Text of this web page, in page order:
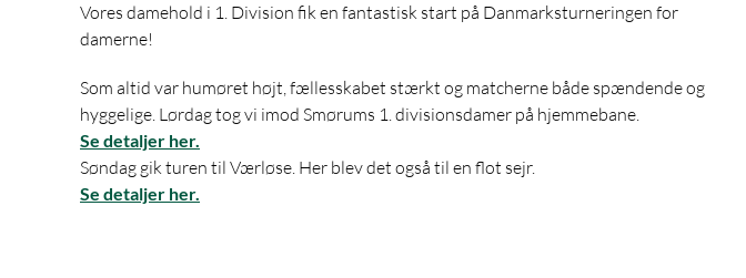
Vores damehold i 1. Division fik en fantastisk start på Danmarksturneringen for
damerne!
Som altid var humøret højt, fællesskabet stærkt og matcherne både spændende og
hyggelige. Lørdag tog vi imod Smørums 1. divisionsdamer på hjemmebane.
Se detaljer her.
Søndag gik turen til Værløse. Her blev det også til en flot sejr.
Se detaljer her.